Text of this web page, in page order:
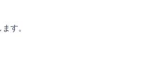
す。